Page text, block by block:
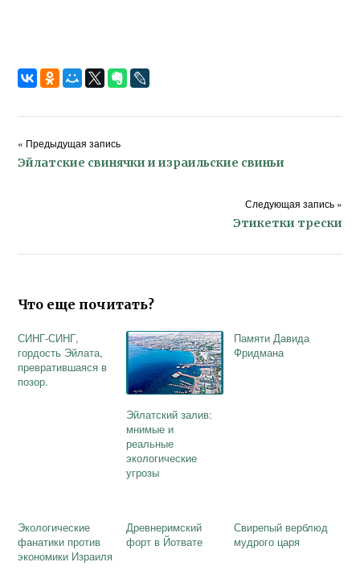
« Предыдущая запись
Эйлатские свинячки и израильские свиньи
Следующая запись »
Этикетки трески
Что еще почитать?
СИНГ-СИНГ,
гордость Эйлата,
превратившаяся в
позор.
Эйлатский залив:
мнимые и
реальные
экологические
угрозы
Памяти Давида
Фридмана
Экологические
фанатики против
экономики Израиля
Древнеримский
форт в Йотвате
Свирепый верблюд
мудрого царя